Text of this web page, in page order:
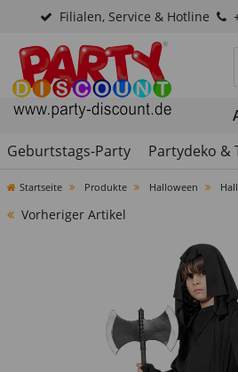
Filialen, Service & Hotline
Geburtstags-Party
Partydeko &
Startseite Produkte Halloween
Vorheriger Artikel